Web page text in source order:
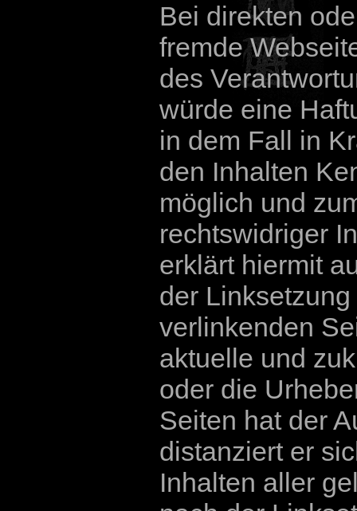
Bei direkten
fremde
des
würde eine
in dem Fall in
den Inhalten
möglich und
rechtswidriger
erklärt hiermit
der
verlinkenden
aktuelle und
oder die
Seiten hat der
distanziert er
Inhalten aller